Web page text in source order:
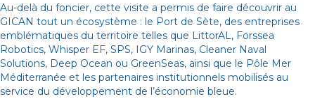
Au-delà du foncier, cette visite a permis de faire découvrir au
GICAN tout un écosystème : le Port de Sète, des entreprises
emblématiques du territoire telles que LittorAL, Forssea
Robotics, Whisper EF, SPS, IGY Marinas, Cleaner Naval
Solutions, Deep Ocean ou GreenSeas, ainsi que le Pôle Mer
Méditerranée et les partenaires institutionnels mobilisés au
service du développement de l’économie bleue.